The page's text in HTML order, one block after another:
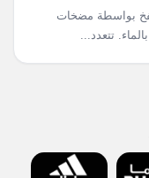
بواسطة مضخات
تتعدد...